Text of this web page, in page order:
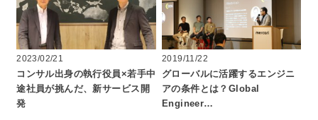
2023/02/21
コンサル出身の執行役員×若手中
途社員が挑んだ、新サービス開
発
2019/11/22
グローバルに活躍するエンジニ
アの条件とは？Global
Engineer…